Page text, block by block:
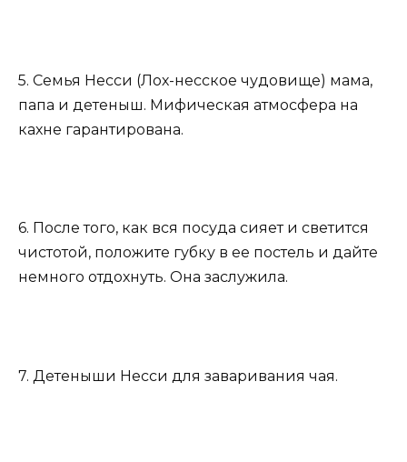
5. Семья Несси (Лох-несское чудовище) мама,
папа и детеныш. Мифическая атмосфера на
кахне гарантирована.
6. После того, как вся посуда сияет и светится
чистотой, положите губку в ее постель и дайте
немного отдохнуть. Она заслужила.
7. Детеныши Несси для заваривания чая.